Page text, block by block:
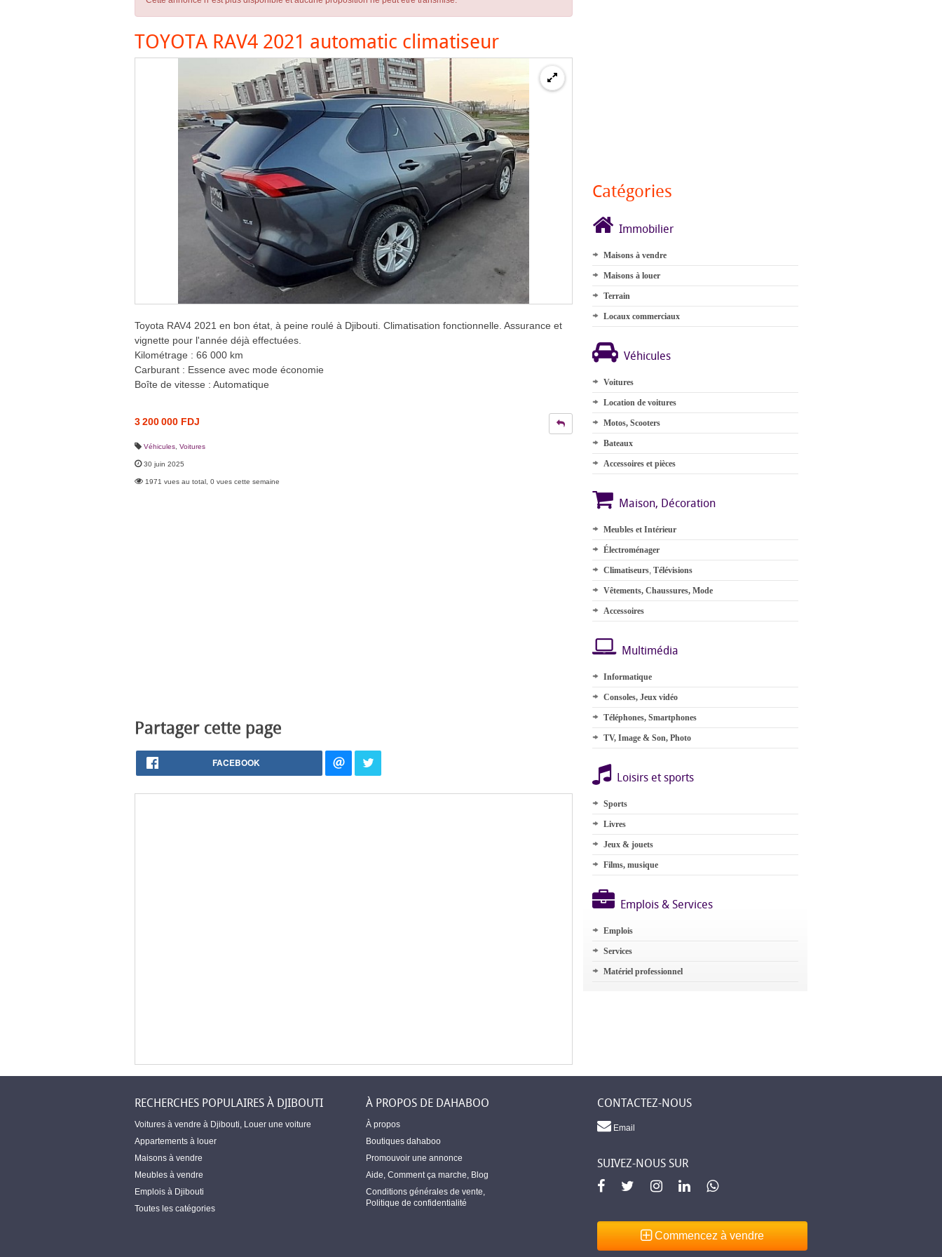
TOYOTA RAV4 2021 automatic climatiseur
Toyota RAV4 2021 en bon état, à peine roulé à Djibouti. Climatisation fonctionnelle. Assurance et
vignette pour l'année déjà effectuées.
Kilométrage : 66 000 km
Carburant : Essence avec mode économie
Boîte de vitesse : Automatique
3 200 000 FDJ
Véhicules Voitures
30 juin 2025
1971 vues au total, 0 vues cette semaine
Partager cette page
FACEBOOK
Catégories
Immobilier
Maisons à vendre
Maisons à louer
Terrain
Locaux commerciaux
Véhicules
Voitures
Location de voitures
Motos, Scooters
Bateaux
Accessoires et pièces
Maison, Décoration
Meubles et Intérieur
Électroménager
Climatiseurs, Télévisions
Vêtements, Chaussures, Mode
Accessoires
Multimédia
Informatique
Consoles, Jeux vidéo
Téléphones, Smartphones
TV, Image & Son, Photo
Loisirs et sports
Sports
Livres
Jeux & jouets
Films, musique
Emplois & Services
Emplois
Services
Matériel professionnel
RECHERCHES POPULAIRES À DJIBOUTI
Voitures à vendre à Djibouti Louer une voiture
Appartements à louer
Maisons à vendre
Meubles à vendre
Emplois à Djibouti
Toutes les catégories
À PROPOS DE DAHABOO
À propos
Boutiques dahaboo
Promouvoir une annonce
Aide Comment ça marche Blog
Conditions générales de vente
Politique de confidentialité
CONTACTEZ-NOUS
Email
SUIVEZ-NOUS SUR
Commencez à vendre